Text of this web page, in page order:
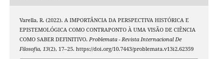
Varella, R. (2022). A IMPORTÂNCIA DA PERSPECTIVA HISTÓRICA E
EPISTEMOLÓGICA COMO CONTRAPONTO À UMA VISÃO DE CIÊNCIA
COMO SABER DEFINITIVO. Problemata - Revista Internacional De
Filosofia, 13(2), 17–25. https://doi.org/10.7443/problemata.v13i2.62359